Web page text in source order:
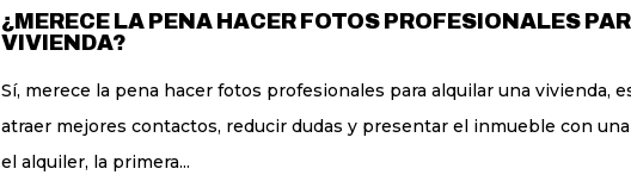
¿MERECE LA PENA HACER FOTOS PROFESIONALES
VIVIENDA?
Sí, merece la pena hacer fotos profesionales para alquilar una vivienda,
atraer mejores contactos, reducir dudas y presentar el inmueble con
el alquiler, la primera...